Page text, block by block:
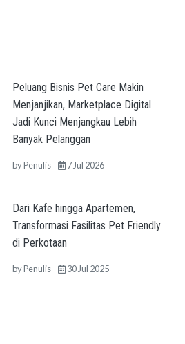
Peluang Bisnis Pet Care Makin
Menjanjikan, Marketplace Digital
Jadi Kunci Menjangkau Lebih
Banyak Pelanggan
byPenulis 7 Jul 2026
Dari Kafe hingga Apartemen,
Transformasi Fasilitas Pet Friendly
di Perkotaan
byPenulis 30 Jul 2025